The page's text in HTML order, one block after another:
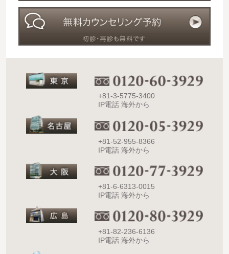
+81-3-5775-3400
IP電話 海外から
+81-52-955-8366
IP電話 海外から
+81-6-6313-0015
IP電話 海外から
+81-82-236-6136
IP電話 海外から